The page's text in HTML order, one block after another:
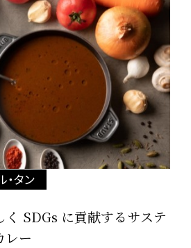
・タン
SDGs に貢献するサステ
レー